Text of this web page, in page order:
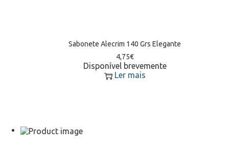
Sabonete Alecrim 140 Grs Elegante
4,75€
Disponível brevemente
Ler mais